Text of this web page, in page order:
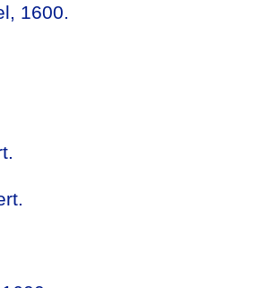
1600.